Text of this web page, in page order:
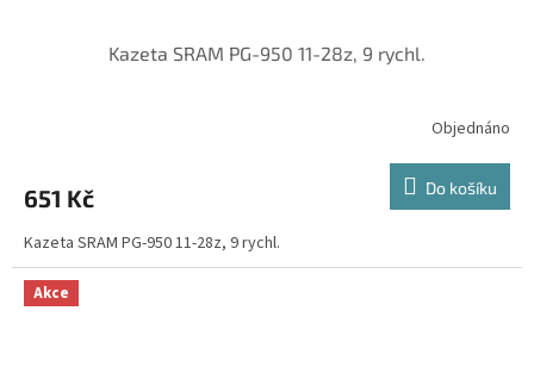
Kazeta SRAM PG-950 11-28z, 9 rychl.
Objednáno
651 Kč Do košíku
Kazeta SRAM PG-950 11-28z, 9 rychl.
Akce